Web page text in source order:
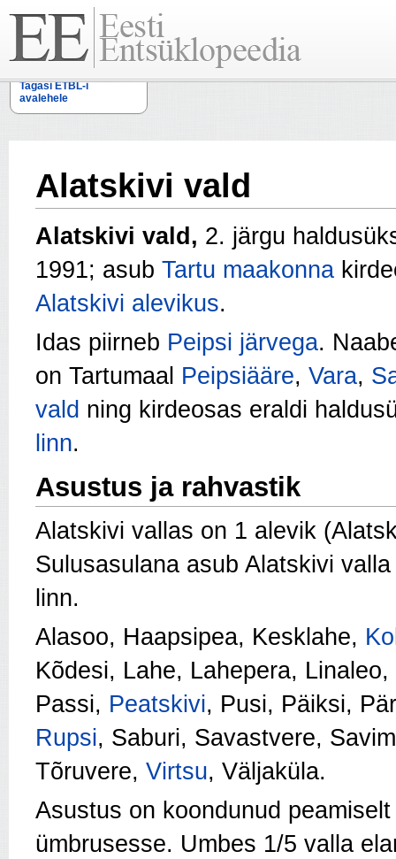
Tagasi ETBL-i
avalehele
Alatskivi vald
Alatskivi vald, 2. järgu
1991; asub Tartu maakonna
Alatskivi alevikus.
Idas piirneb Peipsi järvega.
on Tartumaal Peipsiääre, Vara,
vald ning kirdeosas eraldi
linn.
Asustus ja rahvastik
Alatskivi vallas on 1 alevik
Sulusasulana asub Alatskivi
linn.
Alasoo, Haapsipea, Kesklahe,
Kõdesi, Lahe, Lahepera, Linaleo,
Passi, Peatskivi, Pusi, Päiksi,
Rupsi, Saburi, Savastvere,
Tõruvere, Virtsu, Väljaküla.
Asustus on koondunud
ümbrusesse. Umbes 1/5 valla